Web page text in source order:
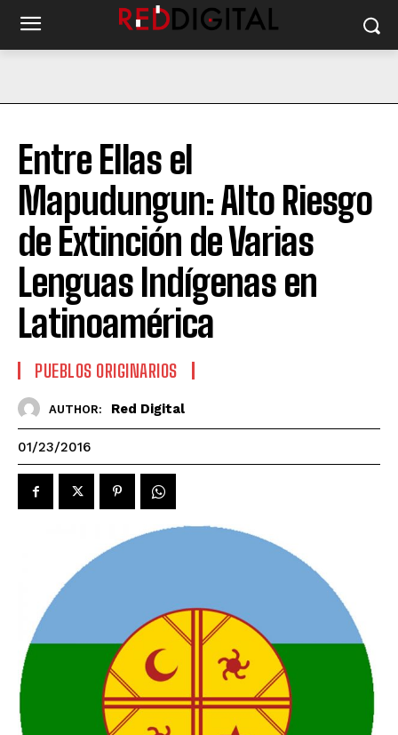
Entre Ellas el
Mapudungun: Alto Riesgo
de Extinción de Varias
Lenguas Indígenas en
Latinoamérica
PUEBLOS ORIGINARIOS
AUTHOR: Red Digital
01/23/2016